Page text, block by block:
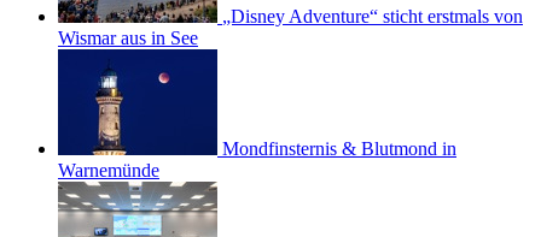
„Disney Adventure“ sticht erstmals von
Wismar aus in See
Mondfinsternis & Blutmond in
Warnemünde